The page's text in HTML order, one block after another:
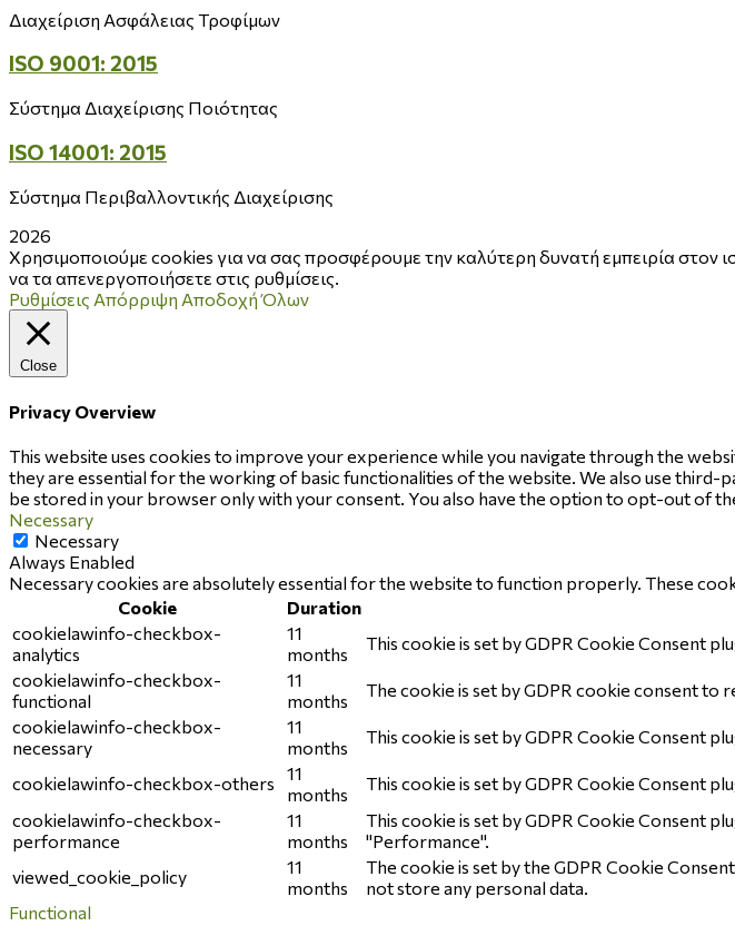
Διαχείριση Ασφάλειας Τροφίμων
ISO 9001: 2015
Σύστημα Διαχείρισης Ποιότητας
ISO 14001: 2015
Σύστημα Περιβαλλοντικής Διαχείρισης
2026
Χρησιμοποιούμε cookies για να σας προσφέρουμε την καλύτερη δυνατή εμπειρία
να τα απενεργοποιήσετε στις ρυθμίσεις.
Ρυθμίσεις Απόρριψη Αποδοχή Όλων
Close
Privacy Overview
This website uses cookies to improve your experience while you navigate through the
they are essential for the working of basic functionalities of the website. We also use
be stored in your browser only with your consent. You also have the option to opt-out of
Necessary
Necessary
Always Enabled
Necessary cookies are absolutely essential for the website to function properly. These
Cookie
Duration
cookielawinfo-checkbox-
analytics
11
months
This cookie is set by GDPR Cookie Consent
cookielawinfo-checkbox-
functional
11
months
The cookie is set by GDPR cookie consent to
cookielawinfo-checkbox-
necessary
11
months
This cookie is set by GDPR Cookie Consent
cookielawinfo-checkbox-others
11
months
This cookie is set by GDPR Cookie Consent
cookielawinfo-checkbox-
performance
11
months
This cookie is set by GDPR Cookie Consent
"Performance".
viewed_cookie_policy
11
months
The cookie is set by the GDPR Cookie
not store any personal data.
Functional